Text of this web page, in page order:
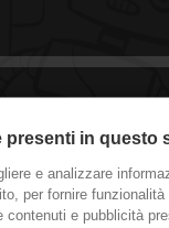
- Come
presenti in questo
e analizzare
per fornire
e pubblicità